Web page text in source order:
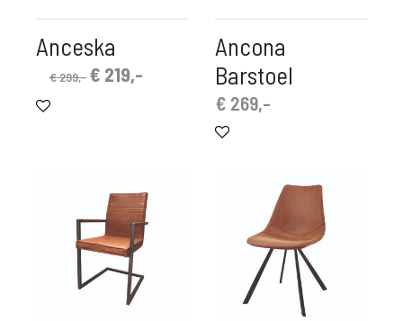
Anceska
€299,- Oorspronkelijke
€ 219,-
Ancona
Barstoel
€ 269,-